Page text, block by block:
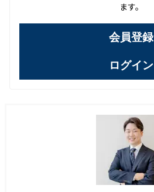
ます。
会員登録
ログイン